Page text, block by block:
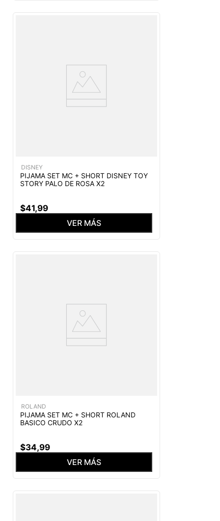
DISNEY
PIJAMA SET MC + SHORT DISNEY TOY
STORY PALO DE ROSA X2
$41,99
VER MÁS
ROLAND
PIJAMA SET MC + SHORT ROLAND
BASICO CRUDO X2
$34,99
VER MÁS